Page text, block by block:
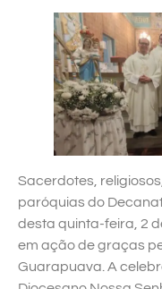
Sacerdotes,
paróquias do
desta quinta-feira, 2
em ação de graças
Guarapuava. A